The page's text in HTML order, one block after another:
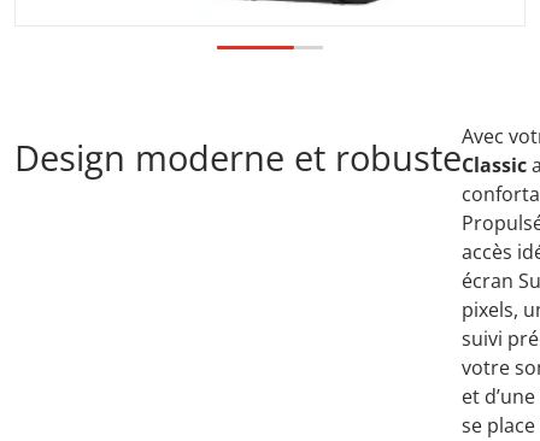
Design moderne et robusteAvec
Classic
accès
écran
pixels,
suivi
votre
et
se